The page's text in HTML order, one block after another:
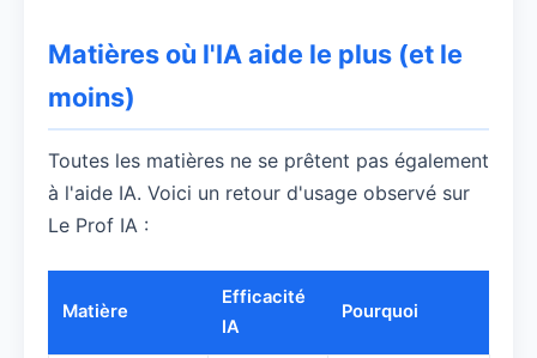
Matières où l'IA aide le plus (et le
moins)
Toutes les matières ne se prêtent pas également
à l'aide IA. Voici un retour d'usage observé sur
Le Prof IA :
Matière
Efficacité
IA
Pourquoi